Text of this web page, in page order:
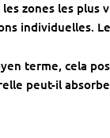
les zones les
individuelles.
terme, cela
peut-il